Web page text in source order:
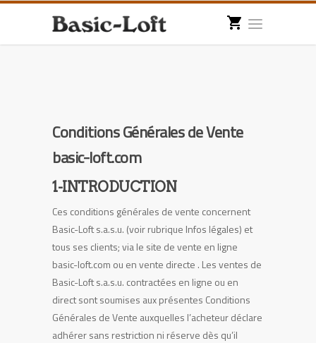
Conditions Générales de Vente
basic-loft.com
1-INTRODUCTION
Ces conditions générales de vente concernent
Basic-Loft s.a.s.u. (voir rubrique Infos légales) et
tous ses clients; via le site de vente en ligne
basic-loft.com ou en vente directe . Les ventes de
Basic-Loft s.a.s.u. contractées en ligne ou en
direct sont soumises aux présentes Conditions
Générales de Vente auxquelles l’acheteur déclare
adhérer sans restriction ni réserve dès qu’il